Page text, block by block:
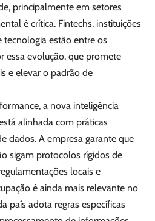
principalmente em setores
é crítica. Fintechs, instituições
tecnologia estão entre os
essa evolução, que promete
e elevar o padrão de
a nova inteligência
alinhada com práticas
dados. A empresa garante que
sigam protocolos rígidos de
locais e
é ainda mais relevante no
país adota regras específicas